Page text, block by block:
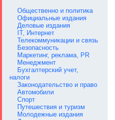
Общественно и политика
Официальные издания
Деловые издания
IT, Интернет
Телекоммуникации и связь
Безопасность
Маркетинг, реклама, PR
Менеджмент
Бухгалтерский учет,
налоги
Законодательство и право
Автомобили
Спорт
Путешествия и туризм
Молодежные издания